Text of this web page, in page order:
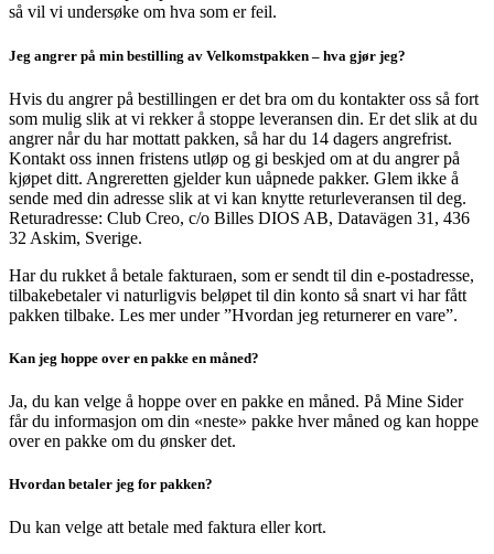
så vil vi undersøke om hva som er feil.
Jeg angrer på min bestilling av Velkomstpakken – hva gjør jeg?
Hvis du angrer på bestillingen er det bra om du kontakter oss så fort
som mulig slik at vi rekker å stoppe leveransen din. Er det slik at du
angrer når du har mottatt pakken, så har du 14 dagers angrefrist.
Kontakt oss innen fristens utløp og gi beskjed om at du angrer på
kjøpet ditt. Angreretten gjelder kun uåpnede pakker. Glem ikke å
sende med din adresse slik at vi kan knytte returleveransen til deg.
Returadresse: Club Creo, c/o Billes DIOS AB, Datavägen 31, 436
32 Askim, Sverige.
Har du rukket å betale fakturaen, som er sendt til din e-postadresse,
tilbakebetaler vi naturligvis beløpet til din konto så snart vi har fått
pakken tilbake. Les mer under ”Hvordan jeg returnerer en vare”.
Kan jeg hoppe over en pakke en måned?
Ja, du kan velge å hoppe over en pakke en måned. På Mine Sider
får du informasjon om din «neste» pakke hver måned og kan hoppe
over en pakke om du ønsker det.
Hvordan betaler jeg for pakken?
Du kan velge att betale med faktura eller kort.